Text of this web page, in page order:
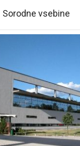
Sorodne vsebine